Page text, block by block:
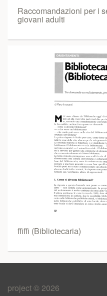
Raccomandazioni per i
giovani adulti
ffiffi (Bibliotecaria)
project © 2026